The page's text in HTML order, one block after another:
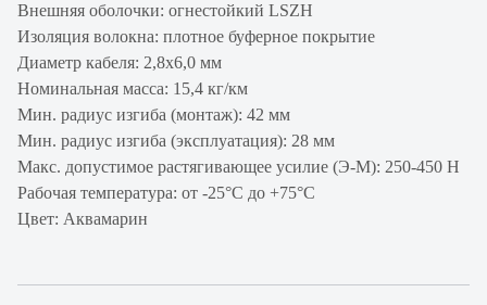
Внешняя оболочки: огнестойкий LSZH
Изоляция волокна: плотное буферное покрытие
Диаметр кабеля: 2,8х6,0 мм
Номинальная масса: 15,4 кг/км
Мин. радиус изгиба (монтаж): 42 мм
Мин. радиус изгиба (эксплуатация): 28 мм
Макс. допустимое растягивающее усилие (Э-М): 250-450 Н
Рабочая температура: от -25°C до +75°C
Цвет: Аквамарин